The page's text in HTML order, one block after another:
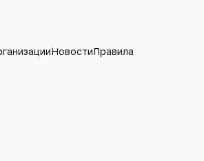
НовостиПравила